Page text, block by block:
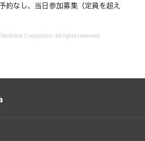
約なし、当日参加募集（定員を超え
Corporation. All rights reserved.